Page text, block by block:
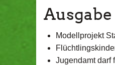
Modellprojekt
Jugendamt darf